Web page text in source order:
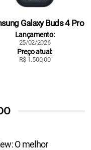
Galaxy Buds 4 Pro
Lançamento:
25/02/2026
Preço atual:
R$ 1.500,00
O melhor